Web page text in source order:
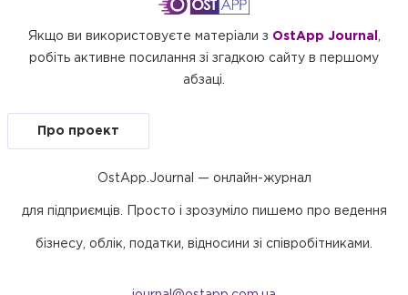
Якщо ви використовуєте матеріали з OstApp Journal
робіть активне посилання зі згадкою сайту в першому
абзаці.
Про проект
OstApp.Journal — онлайн-журнал
для підприємців. Просто і зрозуміло пишемо про ведення
бізнесу, облік, податки, відносини зі співробітниками.